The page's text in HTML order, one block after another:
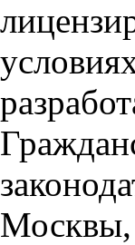
Москвы,